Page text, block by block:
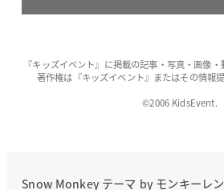
『キッズイベント』に掲載の記事・写真・画像・
著作権は『キッズイベント』またはその情報
©2006 KidsEvent.
Snow Monkeyテーマ by モンキーレ